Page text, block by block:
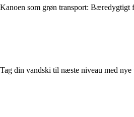
Kanoen som grøn transport: Bæredygtigt
Tag din vandski til næste niveau med nye